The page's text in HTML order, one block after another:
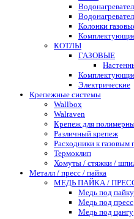
Колонки
Комплектующие
КОТЛЫ
ГАЗОВЫЕ
Электрические
Крепежные системы
Wallbox
Walraven
Крепеж для
Различный крепеж
Расходники к газовым
Термоклип
Хомуты / стяжки /
Металл / пресс / пайка
МЕДЬ ПАЙКА /
Медь под пайку
Медь под пресс
Медь под цангу